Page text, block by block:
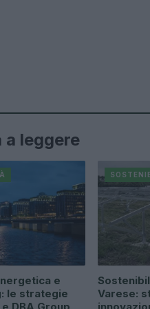
a leggere
e
le strategie
DBA Group
Varese: